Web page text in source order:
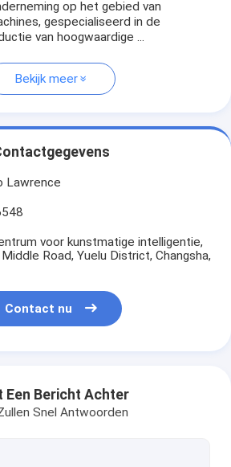
op het gebied van
gespecialiseerd in de
van hoogwaardige ...
Bekijk meer
Lawrence
voor kunstmatige intelligentie,
Road, Yuelu District, Changsha,
Contact nu
Een Bericht Achter
Snel Antwoorden